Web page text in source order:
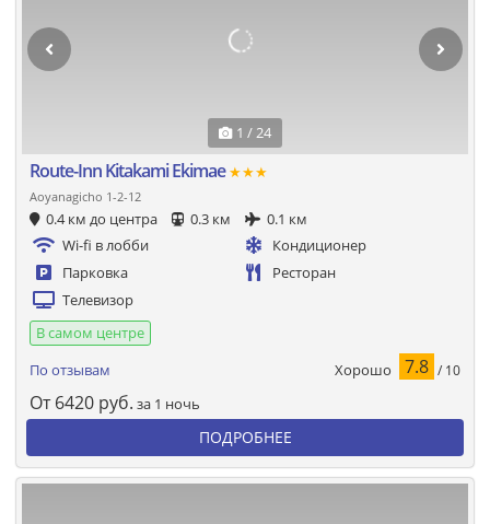
1 / 24
Route-Inn Kitakami Ekimae★★★
Aoyanagicho 1-2-12
0.4 км до центра 0.3 км
0.1 км
Wi-fi в лобби
Кондиционер
Парковка
Ресторан
Телевизор
В самом центре
По отзывам
Хорошо 7.8 / 10
От 6420 руб. за 1 ночь
ПОДРОБНЕЕ